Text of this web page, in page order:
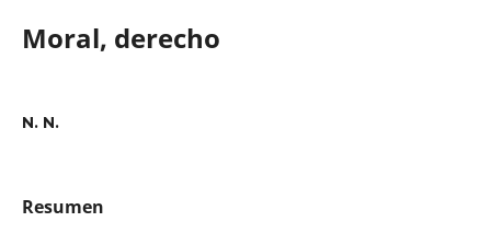
Moral, derecho
N. N.
Resumen